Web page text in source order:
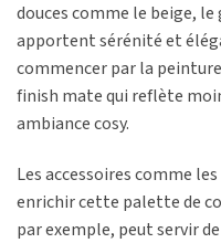
douces comme le beige,
apportent sérénité et
commencer par la
finish mate qui reflète
ambiance cosy.
Les accessoires comme
enrichir cette palette de
par exemple, peut servir